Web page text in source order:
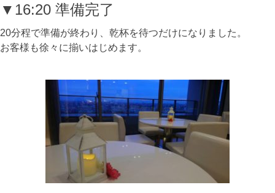
▼16:20 準備完了
20分程で準備が終わり、乾杯を待つだけになりました。
お客様も徐々に揃いはじめます。